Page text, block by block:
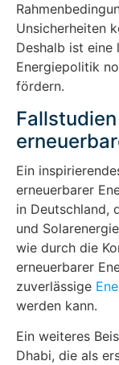
Unsicherheiten
Deshalb ist
Energiepolitik
fördern.
Ein
erneuerbarer
in Deutschland,
und
wie durch die
erneuerbarer
zuverlässige
werden kann.
Ein weiteres
Dhabi, die als